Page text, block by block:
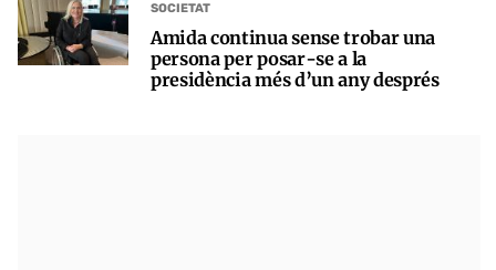
SOCIETAT
Amida continua sense trobar una
persona per posar-se a la
presidència més d’un any després